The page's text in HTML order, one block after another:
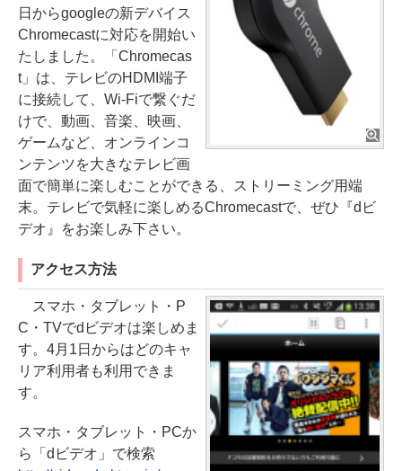
日からgoogleの新デバイス
Chromecastに対応を開始い
たしました。「Chromecas
t」は、テレビのHDMI端子
に接続して、Wi-Fiで繋ぐだ
けで、動画、音楽、映画、
ゲームなど、オンラインコ
ンテンツを大きなテレビ画
面で簡単に楽しむことができる、ストリーミング用端
末。テレビで気軽に楽しめるChromecastで、ぜひ『dビ
デオ』をお楽しみ下さい。
アクセス方法
スマホ・タブレット・P
C・TVでdビデオは楽しめま
す。4月1日からはどのキャ
リア利用者も利用できま
す。
スマホ・タブレット・PCか
ら「dビデオ」で検索